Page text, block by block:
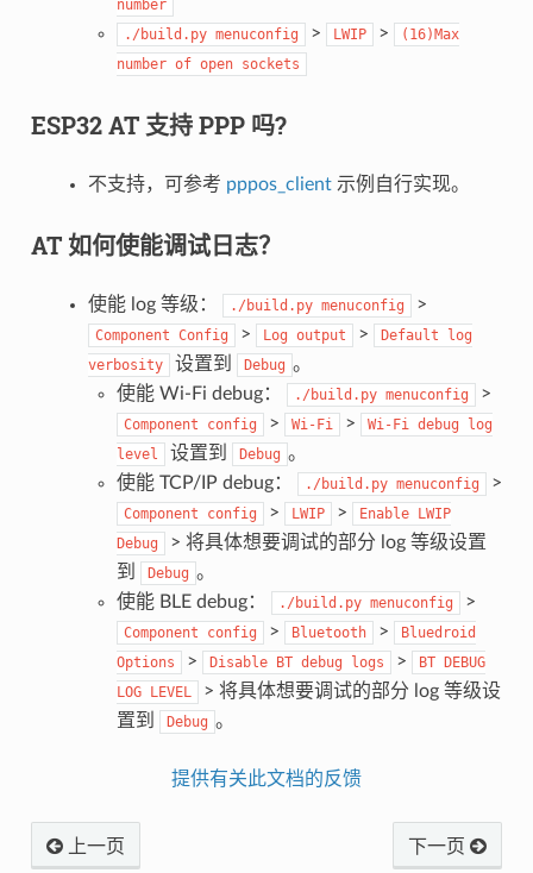
number
./build.py menuconfig > LWIP >
(16)Max
number of open sockets
ESP32 AT 支持 PPP 吗?
不支持，可参考 pppos_client示例自行实现。
AT 如何使能调试日志？
使能 log 等级： ./build.py menuconfig >
Component Config > Log output > Default
log
verbosity
设置到 Debug 。
使能 Wi-Fi debug：
./build.py menuconfig >
Component config > Wi-Fi > Wi-Fi debug
log
level
设置到 Debug 。
使能 TCP/IP debug：
./build.py menuconfig >
Component config > LWIP > Enable LWIP
Debug
> 将具体想要调试的部分 log 等级设置
到
Debug 。
使能 BLE debug：
./build.py menuconfig >
Component config > Bluetooth >
Bluedroid
Options
> Disable BT debug logs > BT DEBUG
LOG LEVEL
> 将具体想要调试的部分 log 等级设
置到
Debug 。
提供有关此文档的反馈
上一页 下一页